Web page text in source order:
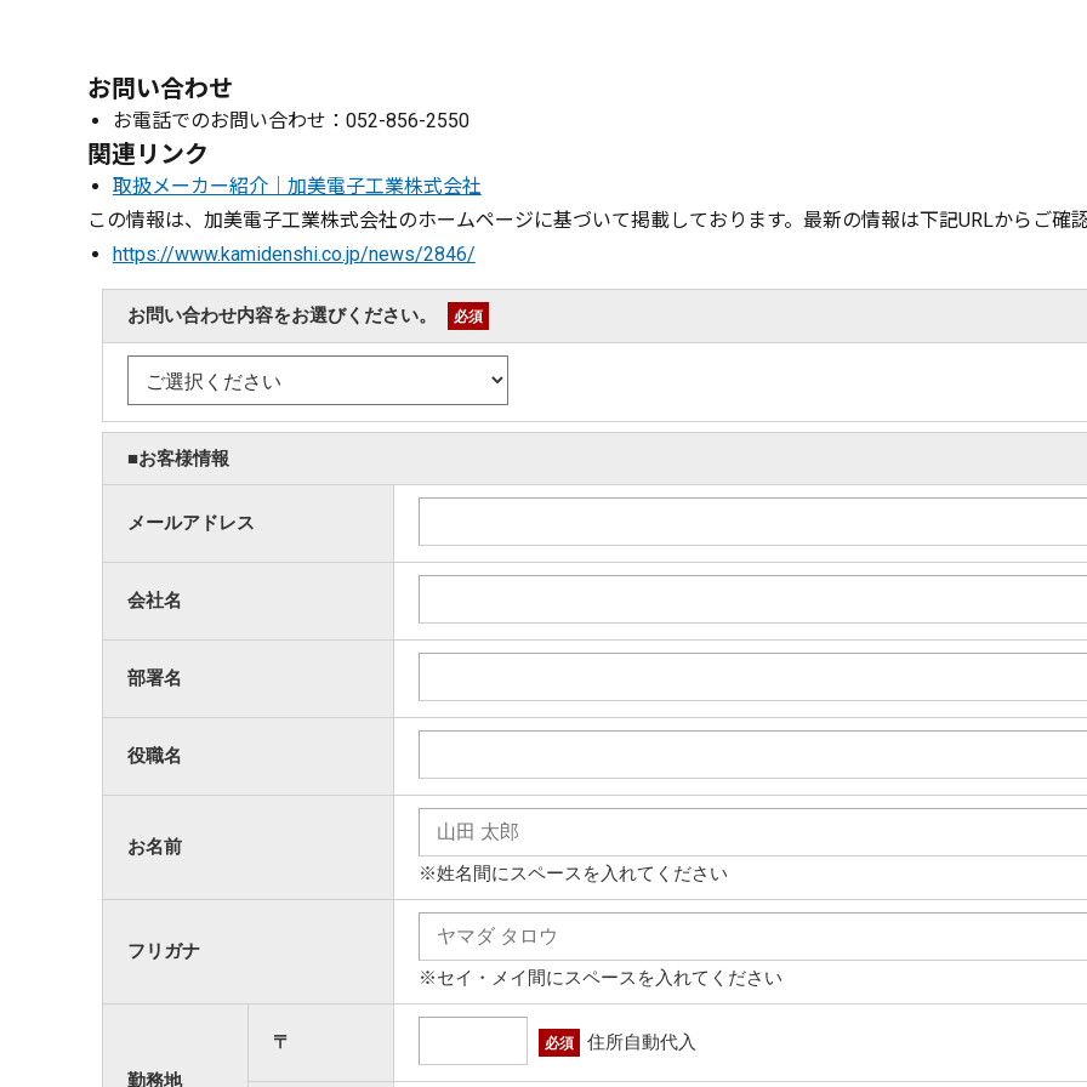
お問い合わせ
お電話でのお問い合わせ：052-856-2550
関連リンク
取扱メーカー紹介｜加美電子工業株式会社
この情報は、加美電子工業株式会社のホームページに基づいて掲載しております。最新の情報は下記URLからご確
https://www.kamidenshi.co.jp/news/2846/
お問い合わせ内容をお選びください。 必須
■お客様情報
メールアドレス
会社名
部署名
役職名
お名前
※姓名間にスペースを入れてください
フリガナ
※セイ・メイ間にスペースを入れてください
勤務地
〒 必須 住所自動代入